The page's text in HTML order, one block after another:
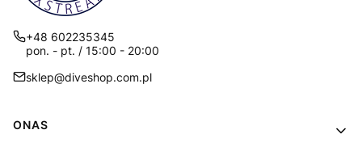
+48 602235345
pon. - pt. / 15:00 - 20:00
sklep@diveshop.com.pl
Linki w stopce
ONAS